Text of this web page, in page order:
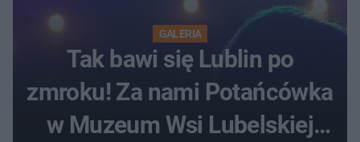
GALERIA
Tak bawi się Lublin po
zmroku! Za nami Potańcówka
w Muzeum Wsi Lubelskiej